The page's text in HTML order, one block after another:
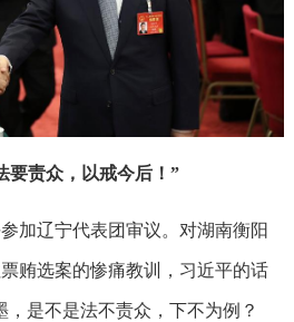
责众，以戒今后！”
辽宁代表团审议。对湖南衡阳
贿选案的惨痛教训，习近平的话
，是不是法不责众，下不为例？